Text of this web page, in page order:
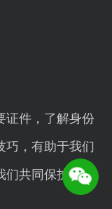
证件，了解身份
巧，有助于我们
们共同保护好自